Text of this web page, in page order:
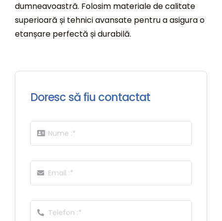
dumneavoastră. Folosim materiale de calitate
superioară și tehnici avansate pentru a asigura o
etanșare perfectă și durabilă.
Doresc să fiu contactat